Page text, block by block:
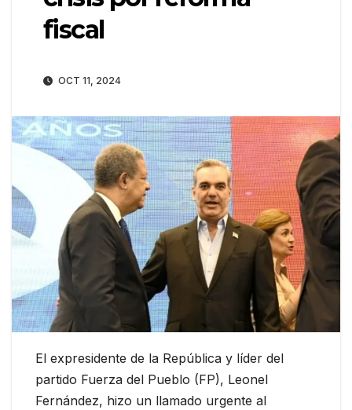
fiscal
OCT 11, 2024
El expresidente de la República y líder del
partido Fuerza del Pueblo (FP), Leonel
Fernández, hizo un llamado urgente al